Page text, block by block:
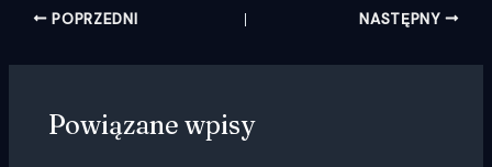
POPRZEDNI NASTĘPNY
Powiązane wpisy